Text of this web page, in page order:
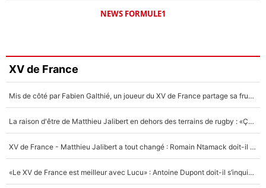
NEWS FORMULE1
XV de France
Mis de côté par Fabien Galthié, un joueur du XV de France partage sa frustration : «ils ne me l’ont pas dit tout de suite»
La raison d'être de Matthieu Jalibert en dehors des terrains de rugby : «Ça m'atteint autant que si tu touches à un membre de ma famille»
XV de France - Matthieu Jalibert a tout changé : Romain Ntamack doit-il s’inquiéter pour sa place à un an de la Coupe du monde ?
«Le XV de France est meilleur avec Lucu» : Antoine Dupont doit-il s’inquiéter pour sa place ?